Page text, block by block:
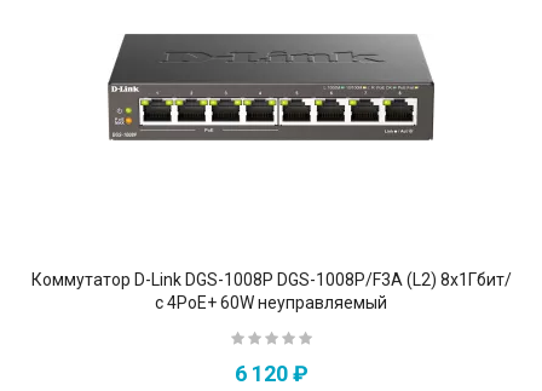
Коммутатор D-Link DGS-1008P DGS-1008P/F3A (L2) 8x1Гбит/
с 4PoE+ 60W неуправляемый
6 120 ₽